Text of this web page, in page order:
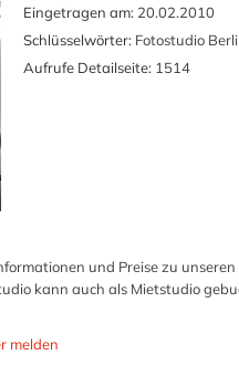
Eingetragen am: 20.02.2010
Schlüsselwörter: Fotostudio
Aufrufe Detailseite: 1514
und Preise zu
kann auch als Mietstudio
melden